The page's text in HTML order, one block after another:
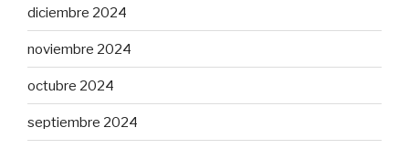
diciembre 2024
noviembre 2024
octubre 2024
septiembre 2024